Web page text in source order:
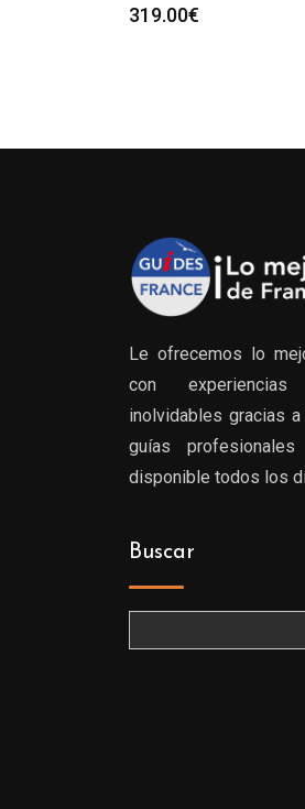
319.00€
Le ofrecemos lo
con
inolvidables gracias
guías
disponible todos los
Buscar